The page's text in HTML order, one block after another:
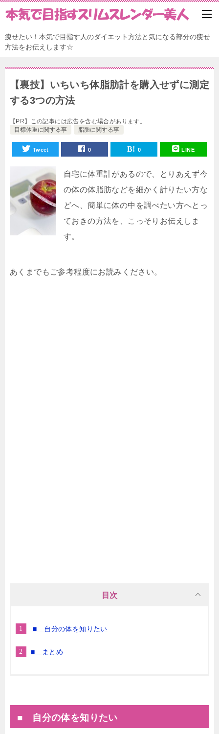
痩せたい！本気で目指す人のダイエット方法と気になる部分の痩せ
方法をお伝えします☆
【裏技】いちいち体脂肪計を購入せずに測定
する3つの方法
【PR】この記事には広告を含む場合があります。
目標体重に関する事
脂肪に関する事
Tweet 0 0 LINE
自宅に体重計があるので、とりあえず今
の体の体脂肪などを細かく計りたい方な
どへ、簡単に体の中を調べたい方へとっ
ておきの方法を、こっそりお伝えしま
す。
あくまでもご参考程度にお読みください。
目次
■ 自分の体を知りたい
■ まとめ
■ 自分の体を知りたい